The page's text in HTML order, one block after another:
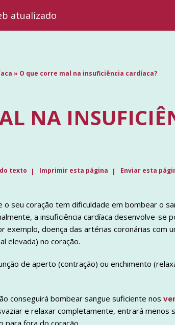
atualizado
» O que corre mal na insuficiência cardíaca?
NA
texto Imprimir esta página Enviar esta
o seu coração tem dificuldade em bombear o
a insuficiência cardíaca desenvolve-se
exemplo, doença das artérias coronárias com
elevada) no coração.
de aperto (contração) ou enchimento
conseguirá bombear sangue suficiente nos
e relaxar completamente, entrará menos
para fora do coração.